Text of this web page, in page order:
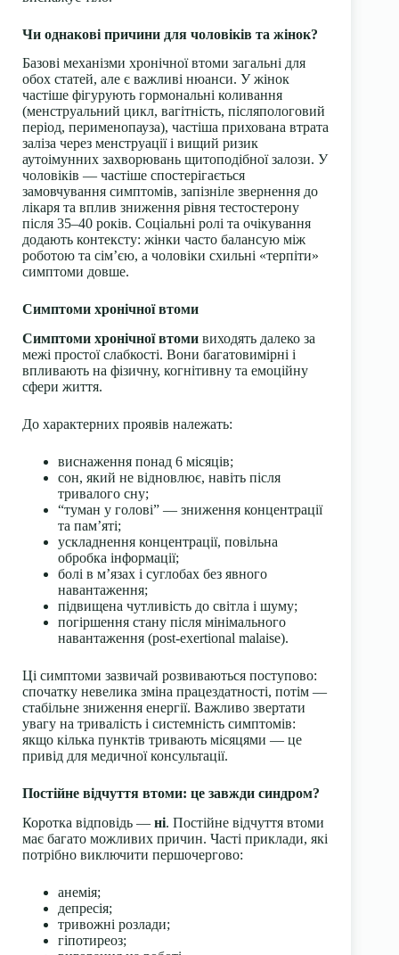
Чи однакові причини для чоловіків та жінок?
Базові механізми хронічної втоми загальні для
обох статей, але є важливі нюанси. У жінок
частіше фігурують гормональні коливання
(менструальний цикл, вагітність, післяпологовий
період, перименопауза), частіша прихована втрата
заліза через менструації і вищий ризик
аутоімунних захворювань щитоподібної залози. У
чоловіків — частіше спостерігається
замовчування симптомів, запізніле звернення до
лікаря та вплив зниження рівня тестостерону
після 35–40 років. Соціальні ролі та очікування
додають контексту: жінки часто балансую між
роботою та сім’єю, а чоловіки схильні «терпіти»
симптоми довше.
Симптоми хронічної втоми
Симптоми хронічної втоми виходять далеко за
межі простої слабкості. Вони багатовимірні і
впливають на фізичну, когнітивну та емоційну
сфери життя.
До характерних проявів належать:
виснаження понад 6 місяців;
сон, який не відновлює, навіть після
тривалого сну;
“туман у голові” — зниження концентрації
та пам’яті;
ускладнення концентрації, повільна
обробка інформації;
болі в м’язах і суглобах без явного
навантаження;
підвищена чутливість до світла і шуму;
погіршення стану після мінімального
навантаження (post-exertional malaise).
Ці симптоми зазвичай розвиваються поступово:
спочатку невелика зміна працездатності, потім —
стабільне зниження енергії. Важливо звертати
увагу на тривалість і системність симптомів:
якщо кілька пунктів тривають місяцями — це
привід для медичної консультації.
Постійне відчуття втоми: це завжди синдром?
Коротка відповідь — ні. Постійне відчуття втоми
має багато можливих причин. Часті приклади, які
потрібно виключити першочергово:
анемія;
депресія;
тривожні розлади;
гіпотиреоз;